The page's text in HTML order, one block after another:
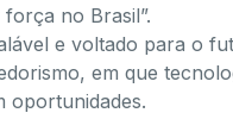
no Brasil”.
e voltado para o
em que
oportunidades.